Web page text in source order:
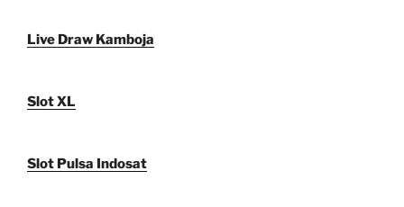
Live Draw Kamboja
Slot XL
Slot Pulsa Indosat